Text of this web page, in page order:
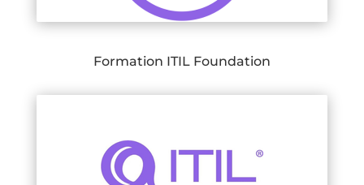
Formation ITIL Foundation